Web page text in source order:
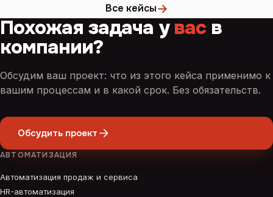
Все кейсы→
Похожая задача увасв
компании?
Обсудим ваш проект: что из этого кейса применимо к
вашим процессам и в какой срок. Без обязательств.
Обсудить проект
АВТОМАТИЗАЦИЯ
Автоматизация продаж и сервиса
HR-автоматизация